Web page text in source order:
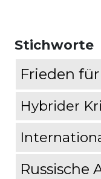
Stichworte
Frieden
Hybrider
Russische